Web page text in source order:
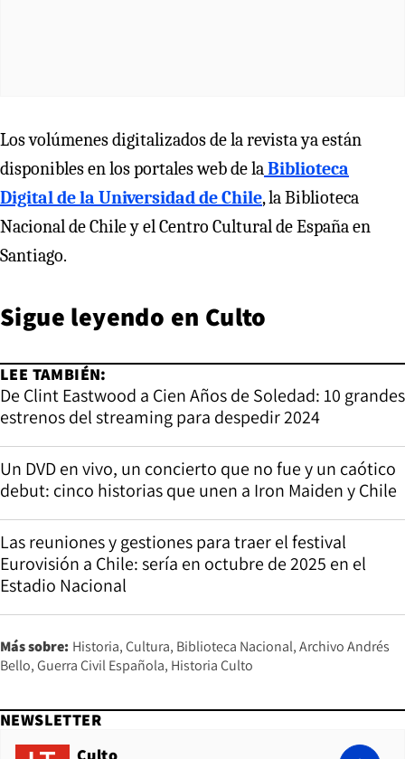
Los volúmenes digitalizados de la revista ya están
disponibles en los portales web de la Biblioteca
Digital de la Universidad de Chile, la Biblioteca
Nacional de Chile y el Centro Cultural de España en
Santiago.
Sigue leyendo en Culto
LEE TAMBIÉN:
De Clint Eastwood a Cien Años de Soledad: 10 grandes
estrenos del streaming para despedir 2024
Un DVD en vivo, un concierto que no fue y un caótico
debut: cinco historias que unen a Iron Maiden y Chile
Las reuniones y gestiones para traer el festival
Eurovisión a Chile: sería en octubre de 2025 en el
Estadio Nacional
Más sobre: Historia Cultura Biblioteca Nacional Archivo Andrés
Bello Guerra Civil Española Historia Culto
NEWSLETTER
Culto